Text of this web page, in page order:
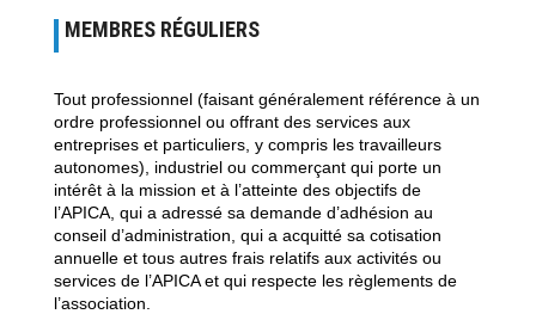
MEMBRES RÉGULIERS
Tout professionnel (faisant généralement référence à un
ordre professionnel ou offrant des services aux
entreprises et particuliers, y compris les travailleurs
autonomes), industriel ou commerçant qui porte un
intérêt à la mission et à l’atteinte des objectifs de
l’APICA, qui a adressé sa demande d’adhésion au
conseil d’administration, qui a acquitté sa cotisation
annuelle et tous autres frais relatifs aux activités ou
services de l’APICA et qui respecte les règlements de
l’association.